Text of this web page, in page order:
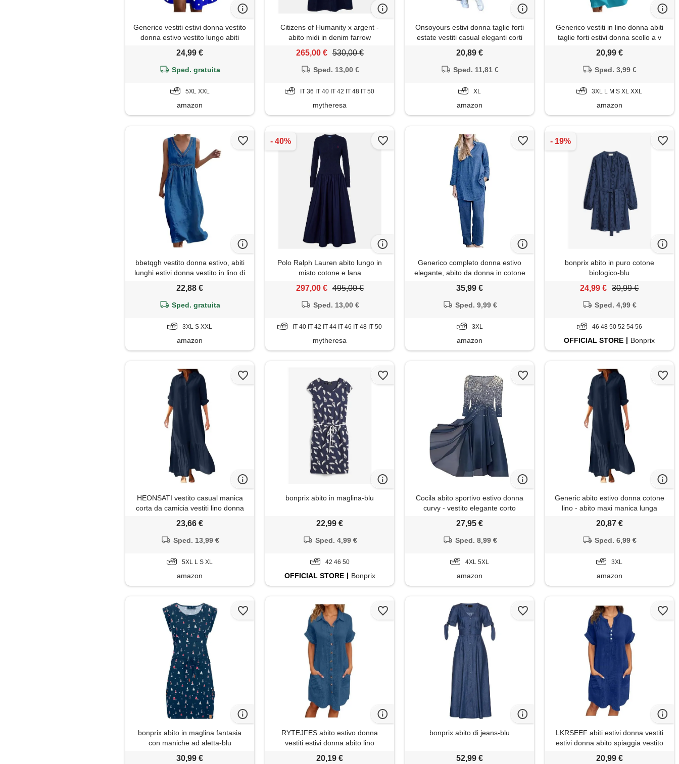
Generico vestiti estivi donna vestito
donna estivo vestito lungo abiti
comodi caftano lino summer abitino
prendisole 3xl da spiaggia elegante
24,99 €
Sped. gratuita
5XL XXL
amazon
Citizens of Humanity x argent -
abito midi in denim farrow
265,00 € 530,00 €
Sped. 13,00 €
IT 36 IT 40 IT 42 IT 48 IT 50
mytheresa
Onsoyours estivi donna taglie forti
estate vestiti casual eleganti corti
shirt maxi vestiti camicia abit blu xl
20,89 €
Sped. 11,81 €
XL
amazon
Generico vestiti in lino donna abiti
taglie forti estivi donna scollo a v
casual vestiti lunghi donne mare
vestito cotone leggero elegante
20,99 €
Sped. 3,99 €
3XL L M S XL XXL
amazon
bbetqgh vestito donna estivo, abiti
lunghi estivi donna vestito in lino di
maniche taglie forti abito bohémien
traforato vestitini leggero traspirante
22,88 €
Sped. gratuita
3XL S XXL
amazon
Polo Ralph Lauren abito lungo in
misto cotone e lana
297,00 € 495,00 €
Sped. 13,00 €
IT 40 IT 42 IT 44 IT 46 IT 48 IT 50
mytheresa
Generico completo donna estivo
elegante, abito da donna in cotone
maniche lunghe, pantaloni a gamba
larga, abito a due pezzi salopette
35,99 €
Sped. 9,99 €
3XL
amazon
bonprix abito in puro cotone
biologico-blu
24,99 € 30,99 €
Sped. 4,99 €
46 48 50 52 54 56
OFFICIAL STORE Bonprix
HEONSATI vestito casual manica
corta da camicia vestiti lino donna
abiti al ginocchio larghe comodo
boho abito elegante cotone vestiti
23,66 €
Sped. 13,99 €
5XL L S XL
amazon
bonprix abito in maglina-blu
22,99 €
Sped. 4,99 €
42 46 50
OFFICIAL STORE Bonprix
Cocila abito sportivo estivo donna
curvy - vestito elegante corto
primavera cotone (b d'argento, 4xl)
27,95 €
Sped. 8,99 €
4XL 5XL
amazon
Generic abito estivo donna cotone
lino - abito maxi manica lunga
uniforme - abito maxi donna lino
cotone ultra confortevole taglia
blu scuro, xxxl
20,87 €
Sped. 6,99 €
3XL
amazon
bonprix abito in maglina fantasia
con maniche ad aletta-blu
30,99 €
RYTEJFES abito estivo donna
vestiti estivi donna abito lino
eleganti vestito elegante lungo abiti
20,19 €
bonprix abito di jeans-blu
52,99 €
LKRSEEF abiti estivi donna vestiti
estivi donna abito spiaggia vestito
primaverile vestitini a camicia lungo
20,99 €